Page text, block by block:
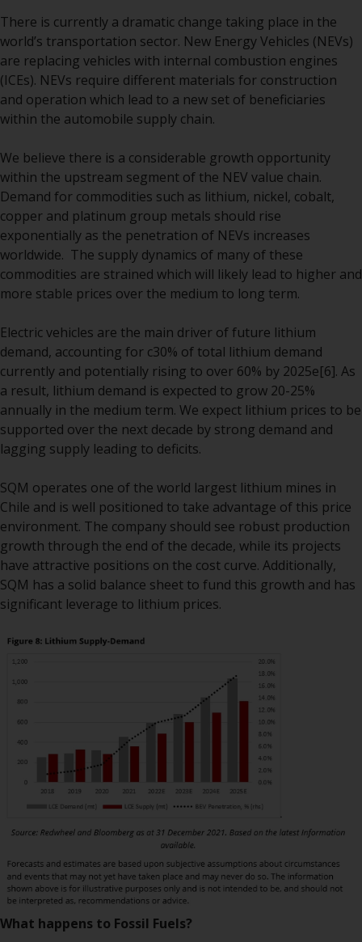
Anlageberatung und
berücksichtigt nicht die
Anlagebedürfnisse eines
bestimmten Anlegers oder
bestimmter Anleger.
als Anlage-, Steuer-, Rechts- oder
sonstige Beratung ausgelegt
werden.
Risikowarnung
eines von Redwheel verwalteten
Fonds ist kein Hinweis auf die
zukünftige Wertentwicklung. Der
Wert von Wertpapieren und die
daraus erzielten Erträge können
sowohl fallen als auch steigen.
Mit Investitionen in die von
verbundenen Unternehmen
angebotenen Produkte und
Dienstleistungen sind erhebliche
Risiken verbunden.
Wechselkursschwankungen
können sich positiv oder negativ
auf den Wert von auf
Finanzinstrumenten auswirken.
insbesondere alternative Fonds
und Emerging Markets,
beinhalten ein
überdurchschnittliches Risiko und
sind als langfristig anzusehen.
Derivative Instrumente können
mit einem hohen Risiko
verbunden sein. Unterschiedliche
Arten von Fonds oder Anlagen
weisen unterschiedliche
Risikograde auf.
There is currently a dramatic change taking place in the
world’s transportation sector. New Energy Vehicles (NEVs)
are replacing vehicles with internal combustion engines
(ICEs). NEVs require different materials for construction
and operation which lead to a new set of beneficiaries
within the automobile supply chain.
We believe there is a considerable growth opportunity
within the upstream segment of the NEV value chain.
Demand for commodities such as lithium, nickel, cobalt,
copper and platinum group metals should rise
exponentially as the penetration of NEVs increases
worldwide. The supply dynamics of many of these
commodities are strained which will likely lead to higher and
more stable prices over the medium to long term.
Electric vehicles are the main driver of future lithium
demand, accounting for c30% of total lithium demand
currently and potentially rising to over 60% by 2025e[6]. As
a result, lithium demand is expected to grow 20-25%
annually in the medium term. We expect lithium prices to be
supported over the next decade by strong demand and
lagging supply leading to deficits.
SQM operates one of the world largest lithium mines in
Chile and is well positioned to take advantage of this price
environment. The company should see robust production
growth through the end of the decade, while its projects
have attractive positions on the cost curve. Additionally,
SQM has a solid balance sheet to fund this growth and has
significant leverage to lithium prices.
What happens to Fossil Fuels?